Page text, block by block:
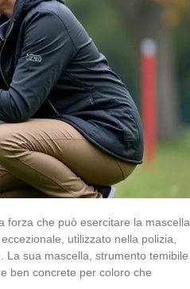
forza che può esercitare la mascella
utilizzato nella polizia,
La sua mascella, strumento temibile
ben concrete per coloro che